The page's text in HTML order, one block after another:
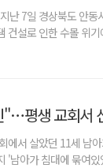
난 7일 경상북도 안
건설로 인한 수몰 위
평생 교회서
에서 살았던 11세 남
'남아가 침대에 묶여